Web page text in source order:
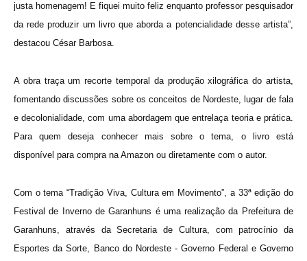
justa homenagem! E fiquei muito feliz enquanto professor pesquisador
da rede produzir um livro que aborda a potencialidade desse artista”,
destacou César Barbosa.
A obra traça um recorte temporal da produção xilográfica do artista,
fomentando discussões sobre os conceitos de Nordeste, lugar de fala
e decolonialidade, com uma abordagem que entrelaça teoria e prática.
Para quem deseja conhecer mais sobre o tema, o livro está
disponível para compra na Amazon ou diretamente com o autor.
Com o tema “Tradição Viva, Cultura em Movimento”, a 33ª edição do
Festival de Inverno de Garanhuns é uma realização da Prefeitura de
Garanhuns, através da Secretaria de Cultura, com patrocínio da
Esportes da Sorte, Banco do Nordeste - Governo Federal e Governo